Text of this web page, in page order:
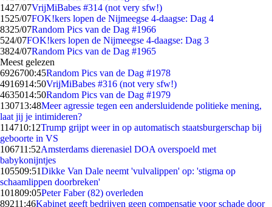
1427/07VrijMiBabes #314 (not very sfw!)
1525/07FOK!kers lopen de Nijmeegse 4-daagse: Dag 4
8325/07Random Pics van de Dag #1966
524/07FOK!kers lopen de Nijmeegse 4-daagse: Dag 3
3824/07Random Pics van de Dag #1965
Meest gelezen
6926700:45Random Pics van de Dag #1978
4916914:50VrijMiBabes #316 (not very sfw!)
4635014:50Random Pics van de Dag #1979
130713:48Meer agressie tegen een andersluidende politieke mening,
laat jij je intimideren?
114710:12Trump grijpt weer in op automatisch staatsburgerschap bij
geboorte in VS
106711:52Amsterdams dierenasiel DOA overspoeld met
babykonijntjes
105509:51Dikke Van Dale neemt 'vulvalippen' op: 'stigma op
schaamlippen doorbreken'
101809:05Peter Faber (82) overleden
89211:46Kabinet geeft bedrijven geen compensatie voor schade door